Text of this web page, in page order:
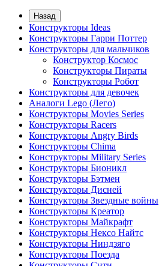
Назад
Конструкторы Ideas
Конструкторы Гарри Поттер
Конструкторы для мальчиков
Конструктор Космос
Конструкторы Пираты
Конструкторы Робот
Конструкторы для девочек
Аналоги Lego (Лего)
Конструкторы Movies Series
Конструкторы Racers
Конструкторы Angry Birds
Конструкторы Chima
Конструкторы Military Series
Конструкторы Бионикл
Конструкторы Бэтмен
Конструкторы Дисней
Конструкторы Звездные войны
Конструкторы Креатор
Конструкторы Майкрафт
Конструкторы Нексо Найтс
Конструкторы Ниндзяго
Конструкторы Поезда